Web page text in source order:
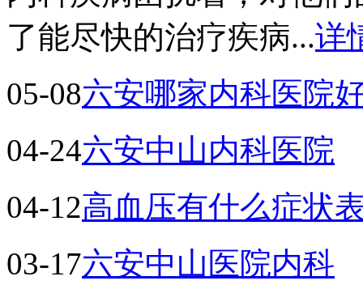
了能尽快的治疗疾病...详
05-08六安哪家内科医院
04-24六安中山内科医院
04-12高血压有什么症状
03-17六安中山医院内科